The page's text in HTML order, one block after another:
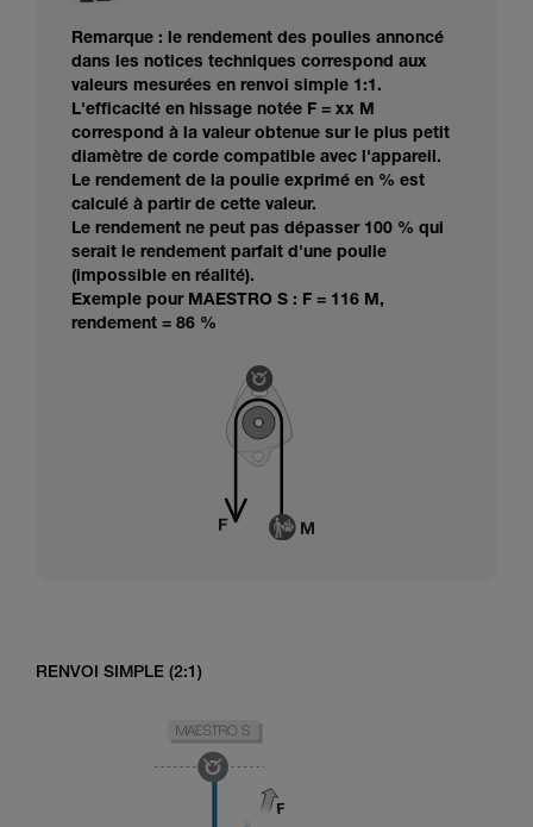
Remarque : le rendement des poulies annoncé
dans les notices techniques correspond aux
valeurs mesurées en renvoi simple 1:1.
L'efficacité en hissage notée F = xx M
correspond à la valeur obtenue sur le plus petit
diamètre de corde compatible avec l'appareil.
Le rendement de la poulie exprimé en % est
calculé à partir de cette valeur.
Le rendement ne peut pas dépasser 100 % qui
serait le rendement parfait d'une poulie
(impossible en réalité).
Exemple pour MAESTRO S : F = 116 M,
rendement = 86 %
RENVOI SIMPLE (2:1)